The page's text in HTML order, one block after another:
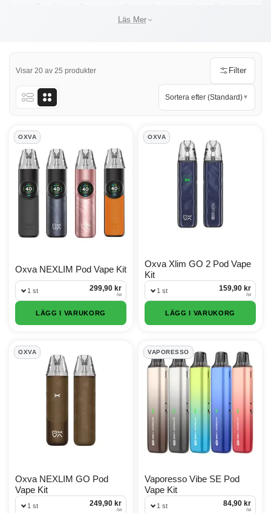
knutna till en viss serie. Exempel i kategorin är JoyeTech |
Läs Mer
Visar 20 av 25 produkter Filter
Sortera efter (Standard)▼
Startkits Products
OXVA
Oxva NEXLIM Pod Vape Kit
1 st 299,90 kr
/st
LÄGG I VARUKORG
OXVA
Oxva Xlim GO 2 Pod Vape
Kit
1 st 159,90 kr
/st
LÄGG I VARUKORG
OXVA
Oxva NEXLIM GO Pod
Vape Kit
1 st 249,90 kr
/st
VAPORESSO
Vaporesso Vibe SE Pod
Vape Kit
1 st 84,90 kr
/st